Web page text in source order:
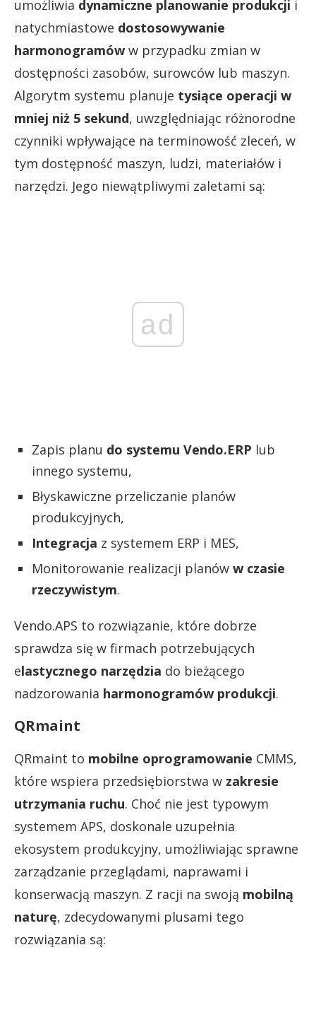
umożliwia dynamiczne planowanie produkcji i
natychmiastowe dostosowywanie
harmonogramów w przypadku zmian w
dostępności zasobów, surowców lub maszyn.
Algorytm systemu planuje tysiące operacji w
mniej niż 5 sekund, uwzględniając różnorodne
czynniki wpływające na terminowość zleceń, w
tym dostępność maszyn, ludzi, materiałów i
narzędzi. Jego niewątpliwymi zaletami są:
ad
Zapis planu do systemu Vendo.ERP lub
innego systemu,
Błyskawiczne przeliczanie planów
produkcyjnych,
Integracja z systemem ERP i MES,
Monitorowanie realizacji planów w czasie
rzeczywistym.
Vendo.APS to rozwiązanie, które dobrze
sprawdza się w firmach potrzebujących
elastycznego narzędzia do bieżącego
nadzorowania harmonogramów produkcji.
QRmaint
QRmaint to mobilne oprogramowanie CMMS,
które wspiera przedsiębiorstwa w zakresie
utrzymania ruchu. Choć nie jest typowym
systemem APS, doskonale uzupełnia
ekosystem produkcyjny, umożliwiając sprawne
zarządzanie przeglądami, naprawami i
konserwacją maszyn. Z racji na swoją mobilną
naturę, zdecydowanymi plusami tego
rozwiązania są: